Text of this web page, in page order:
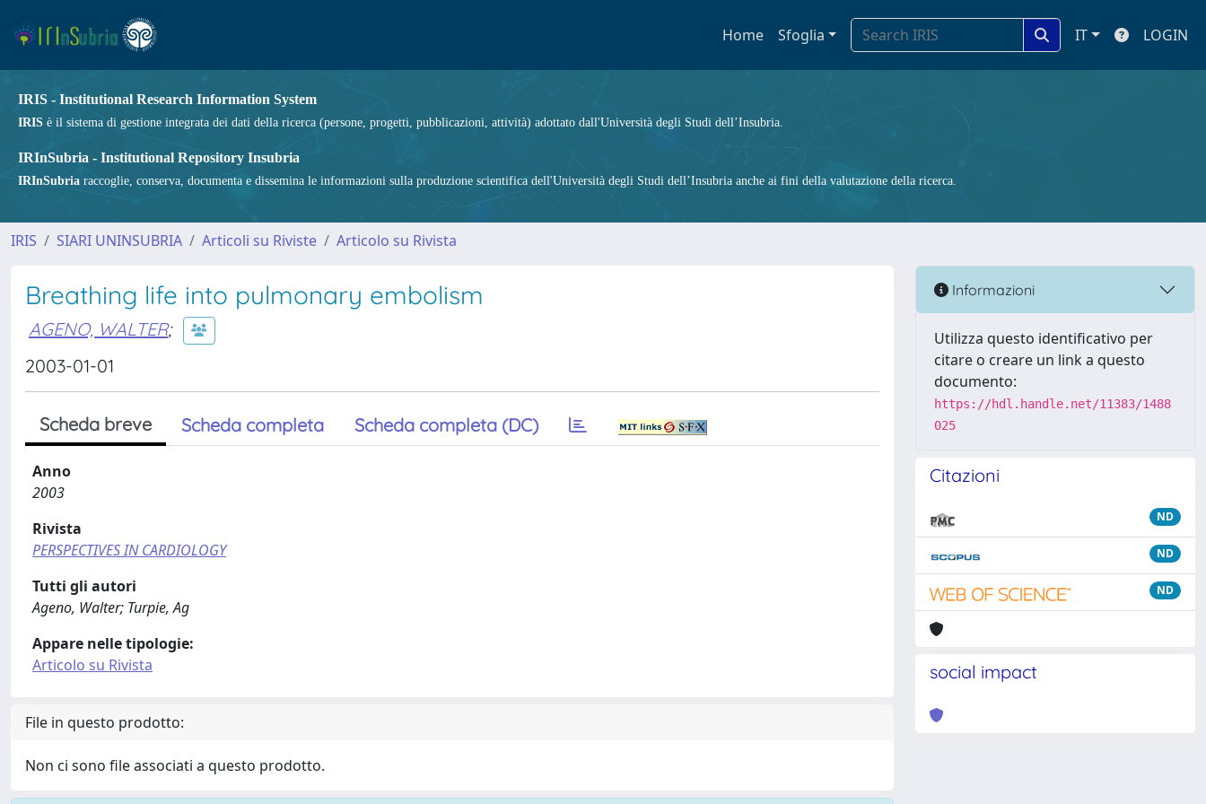
Home Sfoglia IT LOGIN
IRIS - Institutional Research Information System
IRIS è il sistema di gestione integrata dei dati della ricerca (persone, progetti, pubblicazioni, attività) adottato dall'Università degli Studi dell’Insubria.
IRInSubria - Institutional Repository Insubria
IRInSubria raccoglie, conserva, documenta e dissemina le informazioni sulla produzione scientifica dell'Università degli Studi dell’Insubria anche ai fini della valutazione della ricerca.
IRIS SIARI UNINSUBRIA Articoli su Riviste Articolo su Rivista
Breathing life into pulmonary embolism
AGENO, WALTER;
2003-01-01
Scheda breve Scheda completa Scheda completa (DC)
Anno
2003
Rivista
PERSPECTIVES IN CARDIOLOGY
Tutti gli autori
Ageno, Walter; Turpie, Ag
Appare nelle tipologie:
Articolo su Rivista
File in questo prodotto:
Non ci sono file associati a questo prodotto.
Informazioni
Utilizza questo identificativo per
citare o creare un link a questo
documento:
https://hdl.handle.net/11383/1488
025
Citazioni
ND
ND
ND
social impact